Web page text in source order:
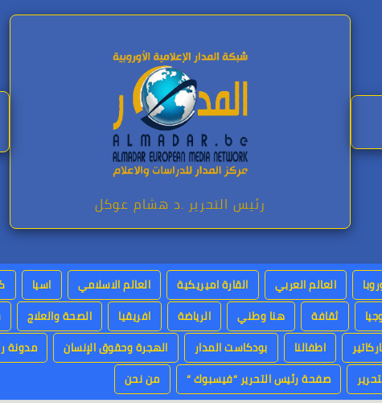
رئيس التحرير .د هشام عوكل
العالم العربي القارة اميريكية العالم الاسلامي اسيا
ثقافة هنا وطني الرياضة افريقيا الصحة والعلاج
اطفالنا بودكاست المدار الهجرة وحقوق الإنسان
مدونة
صفحة رئيس التحرير “فيسبوك “ من نحن